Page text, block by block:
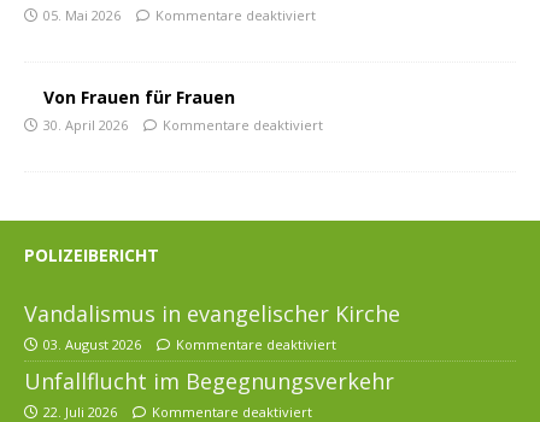
05. Mai 2026 Kommentare deaktiviert
Von Frauen für Frauen
30. April 2026 Kommentare deaktiviert
POLIZEIBERICHT
Vandalismus in evangelischer Kirche
03. August 2026 Kommentare deaktiviert
Unfallflucht im Begegnungsverkehr
22. Juli 2026 Kommentare deaktiviert